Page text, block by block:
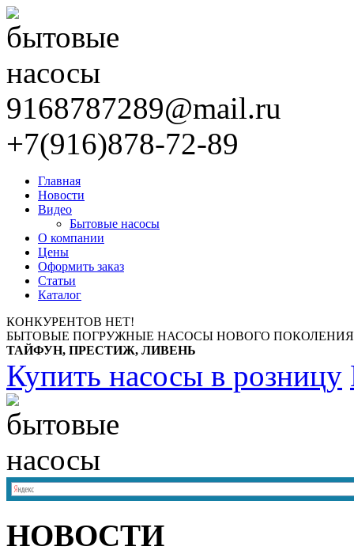
9168787289@mail.ru
+7(916)878-72-89
Главная
Новости
Видео
Бытовые насосы
О компании
Цены
Оформить заказ
Статьи
Каталог
КОНКУРЕНТОВ НЕТ!
БЫТОВЫЕ ПОГРУЖНЫЕ НАСОСЫ НОВОГО
ТАЙФУН, ПРЕСТИЖ, ЛИВЕНЬ
Купить насосы в розницу
НОВОСТИ